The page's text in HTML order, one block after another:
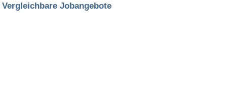
Vergleichbare Jobangebote